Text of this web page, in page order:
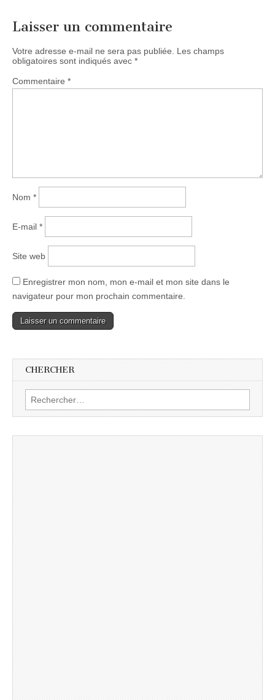
Laisser un commentaire
Votre adresse e-mail ne sera pas publiée.
Les champs
obligatoires sont indiqués avec *
Commentaire *
Nom *
E-mail *
Site web
Enregistrer mon nom, mon e-mail et mon site dans le
navigateur pour mon prochain commentaire.
CHERCHER
Rechercher :